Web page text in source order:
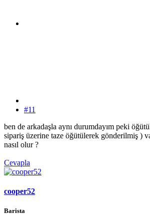
#11
ben de arkadaşla aynı durumdayım peki
sipariş üzerine taze öğütülerek gönderilmiş )
nasıl olur ?
Cevapla
cooper52
Barista